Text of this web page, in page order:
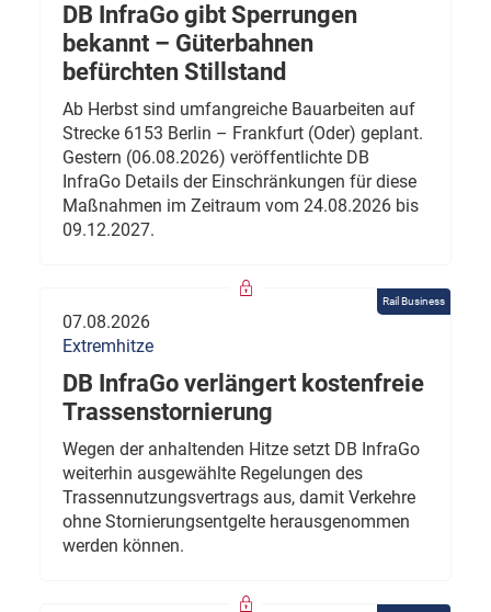
DB InfraGo gibt Sperrungen
bekannt – Güterbahnen
befürchten Stillstand
Ab Herbst sind umfangreiche Bauarbeiten auf
Strecke 6153 Berlin – Frankfurt (Oder) geplant.
Gestern (06.08.2026) veröffentlichte DB
InfraGo Details der Einschränkungen für diese
Maßnahmen im Zeitraum vom 24.08.2026 bis
09.12.2027.
Rail Business
07.08.2026
Extremhitze
DB InfraGo verlängert kostenfreie
Trassenstornierung
Wegen der anhaltenden Hitze setzt DB InfraGo
weiterhin ausgewählte Regelungen des
Trassennutzungsvertrags aus, damit Verkehre
ohne Stornierungsentgelte herausgenommen
werden können.